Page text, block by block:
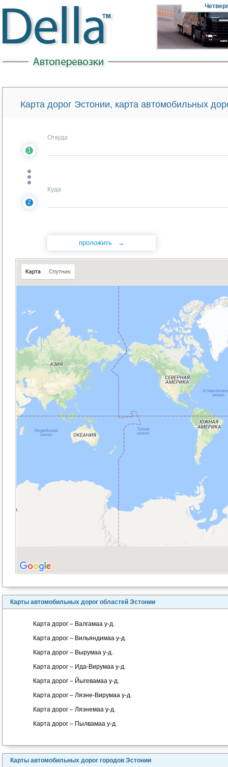
Четверг
Карта дорог Эстонии, карта автомобильных
1
Откуда
2
Куда
Карты автомобильных дорог областей Эстонии
Карта дорог – Валгамаа у-д.
Карта дорог – Вильяндимаа у-д.
Карта дорог – Вырумаа у-д.
Карта дорог – Ида-Вирумаа у-д.
Карта дорог – Йыгевамаа у-д.
Карта дорог – Ляэне-Вирумаа у-д.
Карта дорог – Ляэнемаа у-д.
Карта дорог – Пылвамаа у-д.
Карты автомобильных дорог городов Эстонии